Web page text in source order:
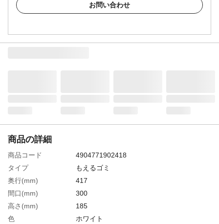
お問い合わせ
商品の詳細
商品コード
4904771902418
タイプ
もえるゴミ
奥行(mm)
417
間口(mm)
300
高さ(mm)
185
色
ホワイト